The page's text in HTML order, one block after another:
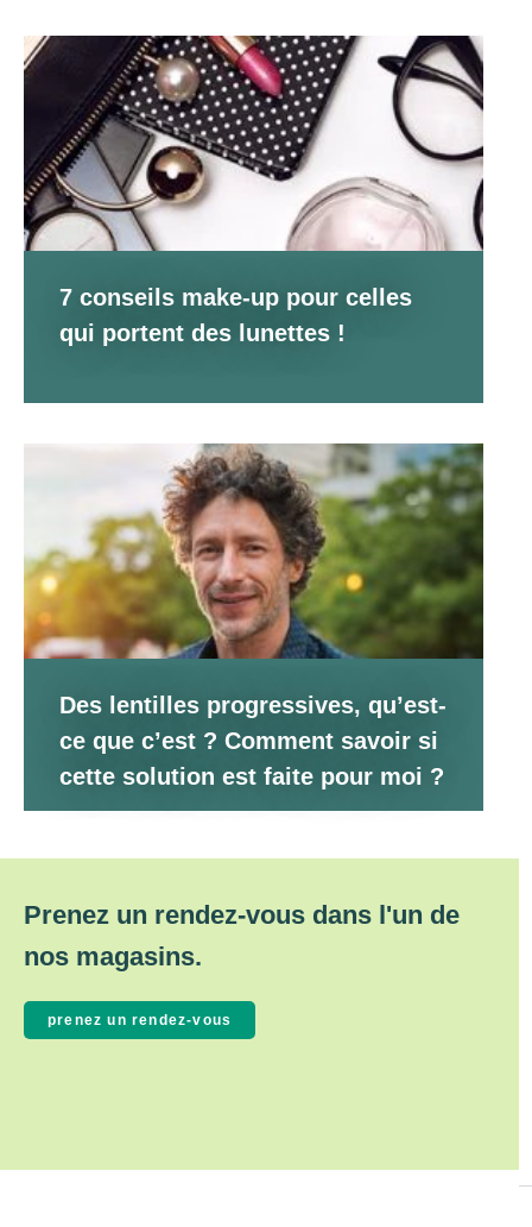
7 conseils make-up pour celles
qui portent des lunettes !
Des lentilles progressives, qu’est-
ce que c’est ? Comment savoir si
cette solution est faite pour moi ?
Prenez un rendez-vous dans l'un de
nos magasins.